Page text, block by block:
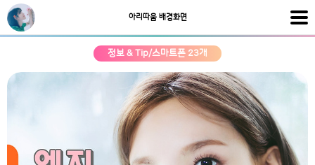
아리따움 배경화면
정보 & Tip/스마트폰 23개